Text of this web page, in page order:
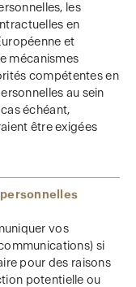
les
en
et
mécanismes
compétentes en
au sein
échéant,
être exigées
vos
si
pour des raisons
potentielle ou